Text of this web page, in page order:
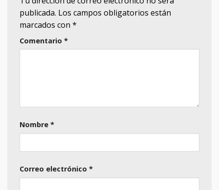
publicada. Los campos obligatorios están
marcados con *
Comentario *
Nombre *
Correo electrónico *